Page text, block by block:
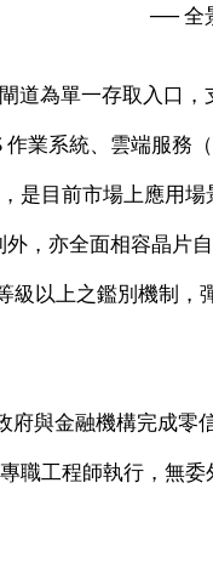
── 全
道為單一存取入口
業系統、雲端服務
是目前市場上應用
，亦全面相容晶片
級以上之鑑別機制
府與金融機構完成零
職工程師執行，無